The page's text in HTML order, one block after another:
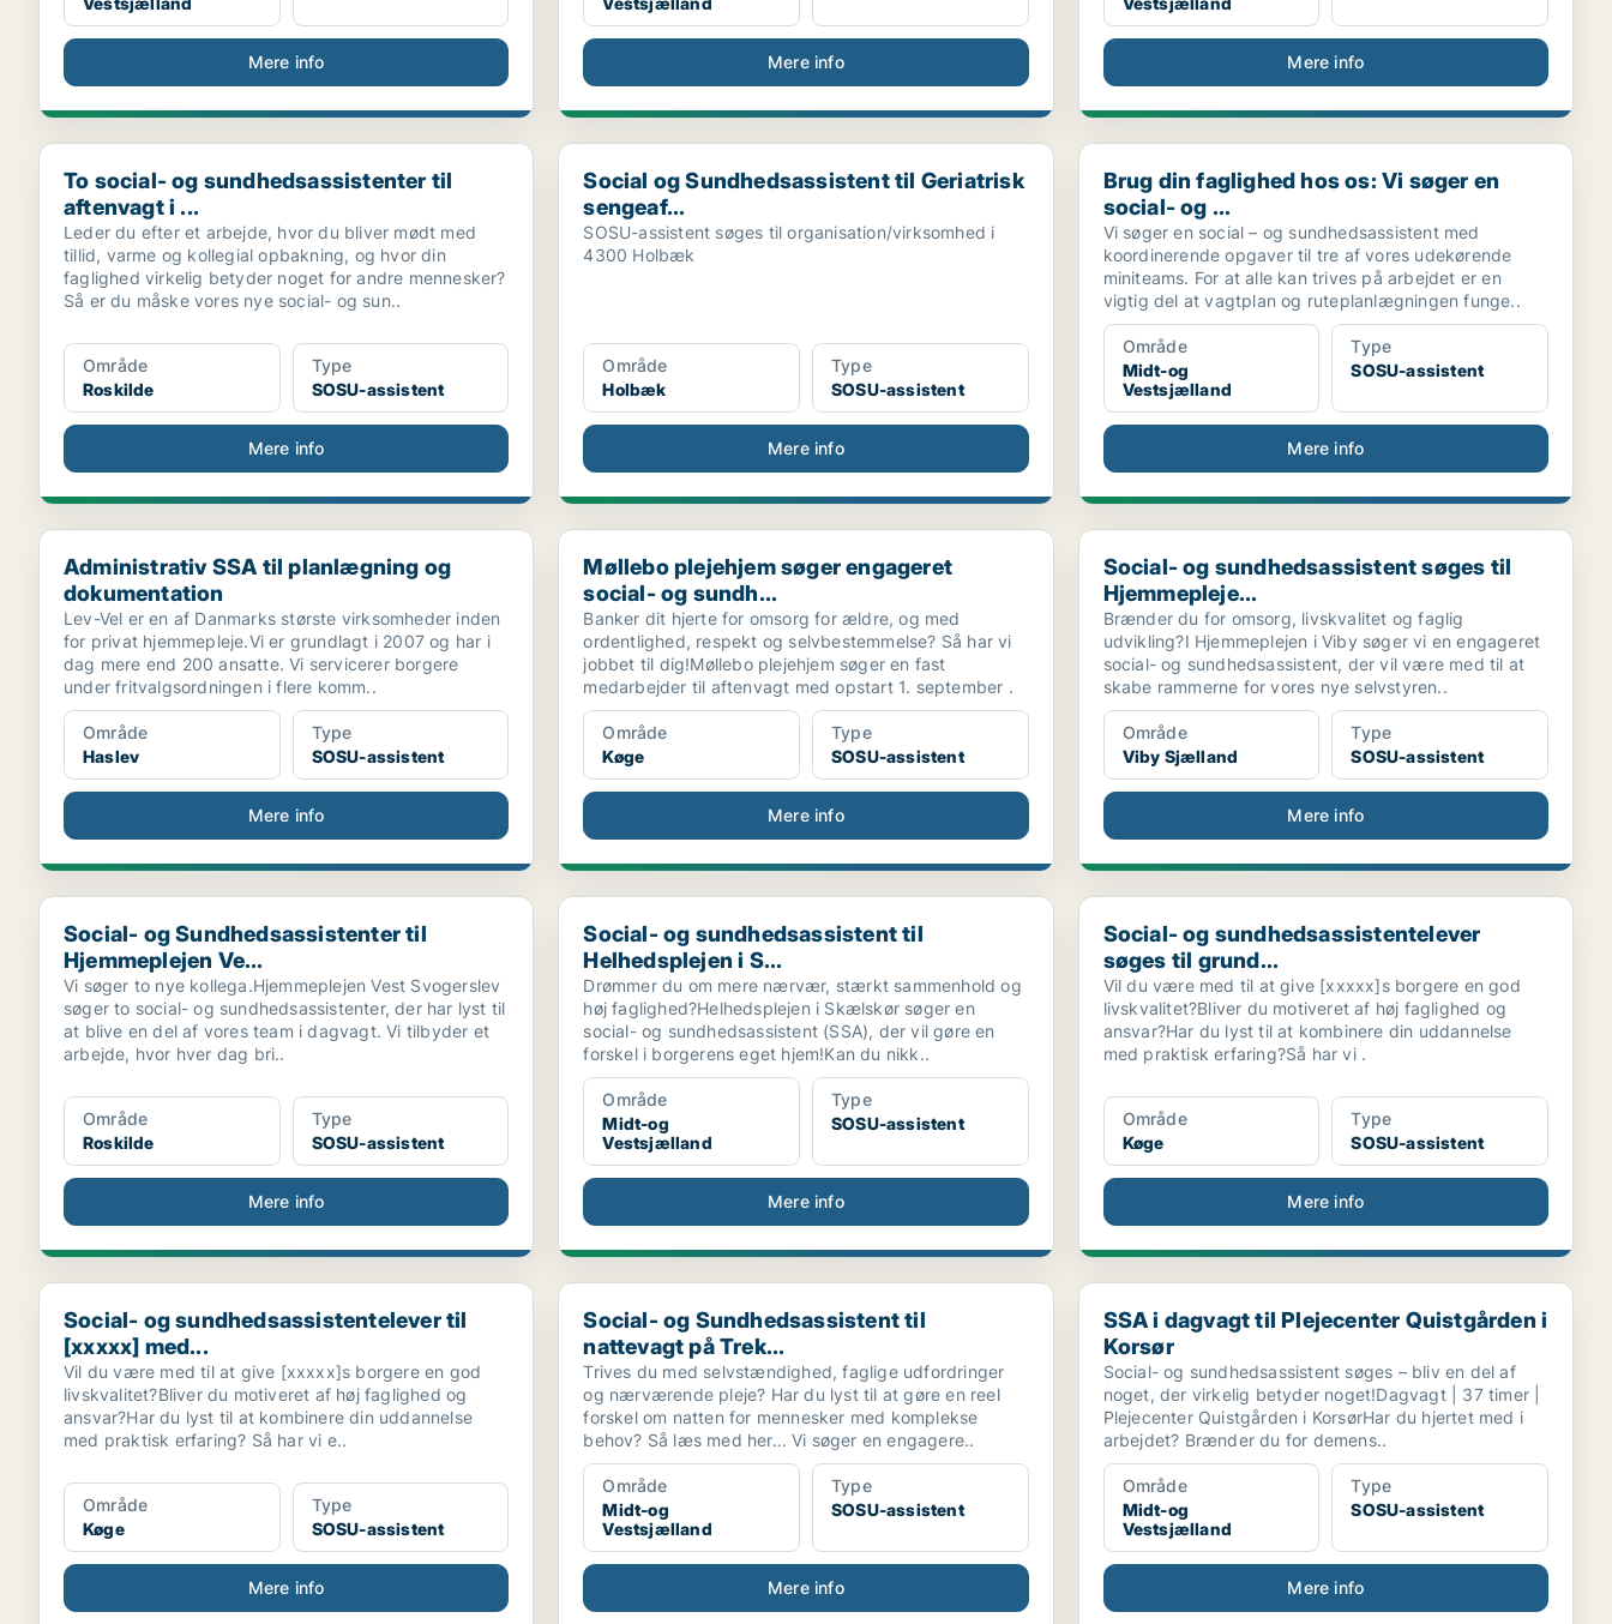
Mere info Mere info Mere info
To social- og sundhedsassistenter til aftenvagt i ...
To social- og sundhedsassistenter til
aftenvagt i ...
Leder du efter et arbejde, hvor du bliver mødt med
tillid, varme og kollegial opbakning, og hvor din
faglighed virkelig betyder noget for andre mennesker?
Så er du måske vores nye social- og sun..
Område
Roskilde
Type
SOSU-assistent
Mere info
Social og Sundhedsassistent til Geriatrisk sengeaf...
Social og Sundhedsassistent til Geriatrisk
sengeaf...
SOSU-assistent søges til organisation/virksomhed i
4300 Holbæk
Område
Holbæk
Type
SOSU-assistent
Mere info
Brug din faglighed hos os: Vi søger en social- og ...
Brug din faglighed hos os: Vi søger en
social- og ...
Vi søger en social – og sundhedsassistent med
koordinerende opgaver til tre af vores udekørende
miniteams. For at alle kan trives på arbejdet er en
vigtig del at vagtplan og ruteplanlægningen funge..
Område
Midt-og
Vestsjælland
Type
SOSU-assistent
Mere info
Administrativ SSA til planlægning og dokumentation
Administrativ SSA til planlægning og
dokumentation
Lev-Vel er en af Danmarks største virksomheder inden
for privat hjemmepleje.Vi er grundlagt i 2007 og har i
dag mere end 200 ansatte. Vi servicerer borgere
under fritvalgsordningen i flere komm..
Område
Haslev
Type
SOSU-assistent
Mere info
Møllebo plejehjem søger engageret social- og sundh...
Møllebo plejehjem søger engageret
social- og sundh...
Banker dit hjerte for omsorg for ældre, og med
ordentlighed, respekt og selvbestemmelse? Så har vi
jobbet til dig!Møllebo plejehjem søger en fast
medarbejder til aftenvagt med opstart 1. september .
Område
Køge
Type
SOSU-assistent
Mere info
Social- og sundhedsassistent søges til Hjemmepleje...
Social- og sundhedsassistent søges til
Hjemmepleje...
Brænder du for omsorg, livskvalitet og faglig
udvikling?I Hjemmeplejen i Viby søger vi en engageret
social- og sundhedsassistent, der vil være med til at
skabe rammerne for vores nye selvstyren..
Område
Viby Sjælland
Type
SOSU-assistent
Mere info
Social- og Sundhedsassistenter til Hjemmeplejen Ve...
Social- og Sundhedsassistenter til
Hjemmeplejen Ve...
Vi søger to nye kollega.Hjemmeplejen Vest Svogerslev
søger to social- og sundhedsassistenter, der har lyst til
at blive en del af vores team i dagvagt. Vi tilbyder et
arbejde, hvor hver dag bri..
Område
Roskilde
Type
SOSU-assistent
Mere info
Social- og sundhedsassistent til Helhedsplejen i S...
Social- og sundhedsassistent til
Helhedsplejen i S...
Drømmer du om mere nærvær, stærkt sammenhold og
høj faglighed?Helhedsplejen i Skælskør søger en
social- og sundhedsassistent (SSA), der vil gøre en
forskel i borgerens eget hjem!Kan du nikk..
Område
Midt-og
Vestsjælland
Type
SOSU-assistent
Mere info
Social- og sundhedsassistentelever søges til grund...
Social- og sundhedsassistentelever
søges til grund...
Vil du være med til at give [xxxxx]s borgere en god
livskvalitet?Bliver du motiveret af høj faglighed og
ansvar?Har du lyst til at kombinere din uddannelse
med praktisk erfaring?Så har vi .
Område
Køge
Type
SOSU-assistent
Mere info
Social- og sundhedsassistentelever til [xxxxx] med...
Social- og sundhedsassistentelever til
[xxxxx] med...
Vil du være med til at give [xxxxx]s borgere en god
livskvalitet?Bliver du motiveret af høj faglighed og
ansvar?Har du lyst til at kombinere din uddannelse
med praktisk erfaring? Så har vi e..
Område
Køge
Type
SOSU-assistent
Mere info
Social- og Sundhedsassistent til nattevagt på Trek...
Social- og Sundhedsassistent til
nattevagt på Trek...
Trives du med selvstændighed, faglige udfordringer
og nærværende pleje? Har du lyst til at gøre en reel
forskel om natten for mennesker med komplekse
behov? Så læs med her… Vi søger en engagere..
Område
Midt-og
Vestsjælland
Type
SOSU-assistent
Mere info
SSA i dagvagt til Plejecenter Quistgården i Korsør
SSA i dagvagt til Plejecenter Quistgården i
Korsør
Social- og sundhedsassistent søges – bliv en del af
noget, der virkelig betyder noget!Dagvagt | 37 timer |
Plejecenter Quistgården i KorsørHar du hjertet med i
arbejdet? Brænder du for demens..
Område
Midt-og
Vestsjælland
Type
SOSU-assistent
Mere info